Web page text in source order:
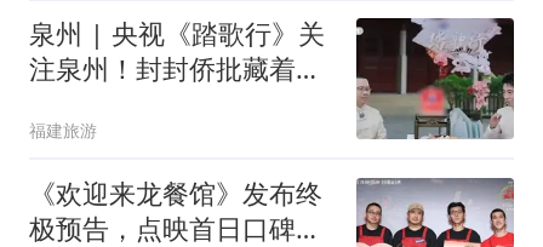
泉州 | 央视《踏歌行》关
注泉州！封封侨批藏着最
福建旅游
《欢迎来龙餐馆》发布终
极预告，点映首日口碑不